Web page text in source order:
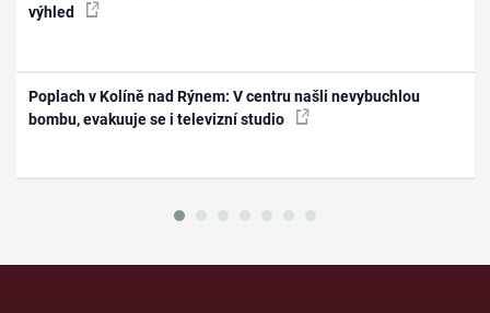
výhled
Poplach v Kolíně nad Rýnem: V centru našli nevybuchlou
bombu, evakuuje se i televizní studio